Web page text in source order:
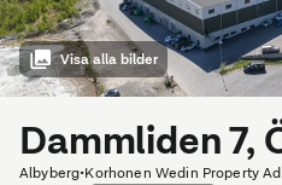
Visa alla bilder
Dammliden 7,
Albyberg•Korhonen Wedin Property